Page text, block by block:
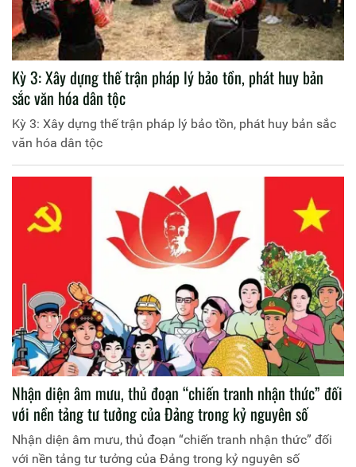
Kỳ 3: Xây dựng thế trận pháp lý bảo tồn, phát huy bản
sắc văn hóa dân tộc
Kỳ 3: Xây dựng thế trận pháp lý bảo tồn, phát huy bản sắc
văn hóa dân tộc
Nhận diện âm mưu, thủ đoạn “chiến tranh nhận thức” đối
với nền tảng tư tưởng của Đảng trong kỷ nguyên số
Nhận diện âm mưu, thủ đoạn “chiến tranh nhận thức” đối
với nền tảng tư tưởng của Đảng trong kỷ nguyên số